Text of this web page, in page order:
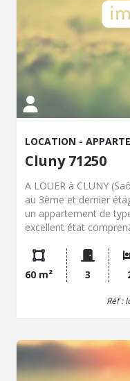
LOCATION -
Cluny 71250
A LOUER à CLUNY
au 3ème et dernier
un appartement de
excellent état
chambres dont une
Chauffage gaz de ville.
Loyer : 900.00 euros/
chaudière, internet).
Frais de bail : 540.00
60 m² 3
Réf :